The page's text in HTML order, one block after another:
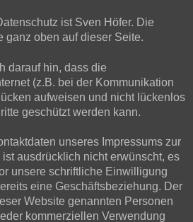
ist Sven Höfer. Die
ganz oben auf dieser Seite.
darauf hin, dass die
(z.B. bei der Kommunikation
aufweisen und nicht lückenlos
geschützt werden kann.
unseres Impressums zur
ausdrücklich nicht erwünscht, es
unsere schriftliche Einwilligung
eine Geschäftsbeziehung. Der
Website genannten Personen
kommerziellen Verwendung